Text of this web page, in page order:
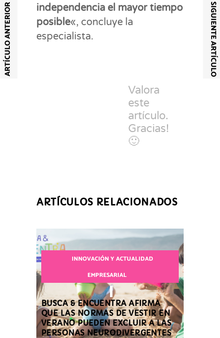
independencia el mayor tiempo
posible«, concluye la
especialista.
Valora
este
artículo.
Gracias!
🙂
ARTÍCULO ANTERIOR SIGUIENTE ARTÍCULO
ARTÍCULOS RELACIONADOS
INNOVACIÓN Y ACTUALIDAD
EMPRESARIAL
BUSCA & ENCUENTRA AFIRMA
QUE LAS NORMAS DE VESTIR EN
VERANO PUEDEN EXCLUIR A LAS
PERSONAS NEURODIVERGENTES